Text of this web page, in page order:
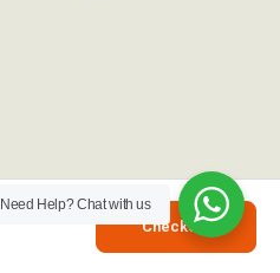
Checkout
0
black
Need Help?Chat with us